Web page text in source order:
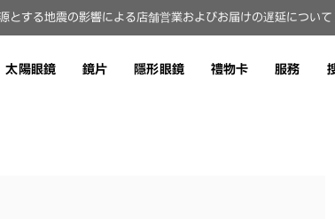
とする地震の影響による店舗営業およびお届けの遅延について
太陽眼鏡 鏡片 隱形眼鏡 禮物卡 服務